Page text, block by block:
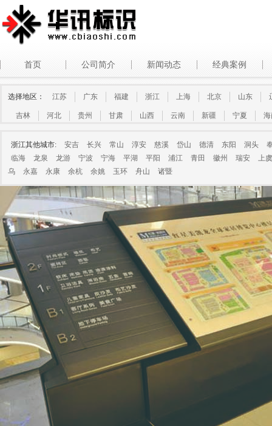
首页 公司简介 新闻动态 经典案例
选择地区： 江苏 广东 福建 浙江 上海 北京 山东
吉林 河北 贵州 甘肃 山西 云南 新疆 宁夏
浙江其他城市: 安吉 长兴 常山 淳安 慈溪 岱山 德清 东阳 洞头
临海
龙泉 龙游 宁波 宁海 平湖 平阳 浦江 青田 徽州 瑞安
上虞
乌
永嘉 永康 余杭 余姚 玉环 舟山 诸暨